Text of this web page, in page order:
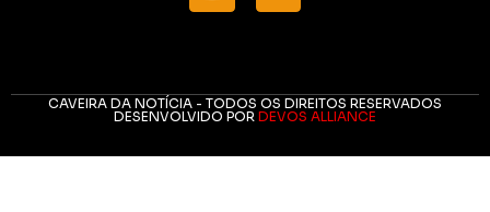
CAVEIRA DA NOTÍCIA - TODOS OS DIREITOS RESERVADOS
DESENVOLVIDO POR DEVOS ALLIANCE